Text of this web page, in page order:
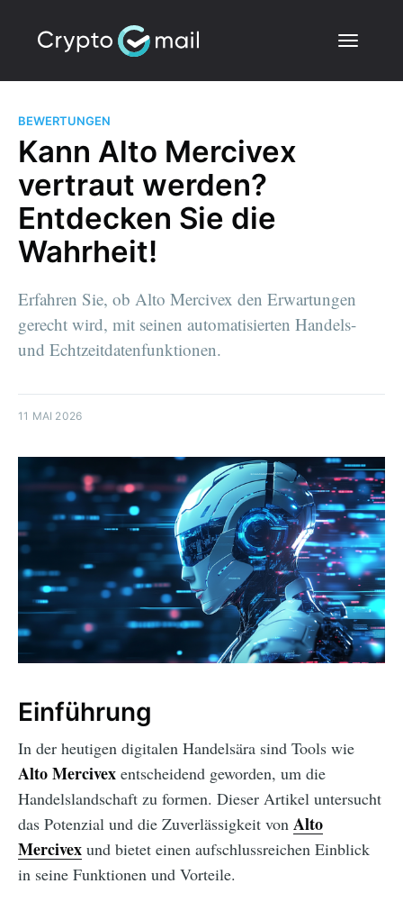
BEWERTUNGEN
Kann Alto Mercivex
vertraut werden?
Entdecken Sie die
Wahrheit!
Erfahren Sie, ob Alto Mercivex den Erwartungen
gerecht wird, mit seinen automatisierten Handels-
und Echtzeitdatenfunktionen.
11 MAI 2026
Einführung
In der heutigen digitalen Handelsära sind Tools wie
Alto Mercivex entscheidend geworden, um die
Handelslandschaft zu formen. Dieser Artikel untersucht
das Potenzial und die Zuverlässigkeit von Alto
Mercivex und bietet einen aufschlussreichen Einblick
in seine Funktionen und Vorteile.